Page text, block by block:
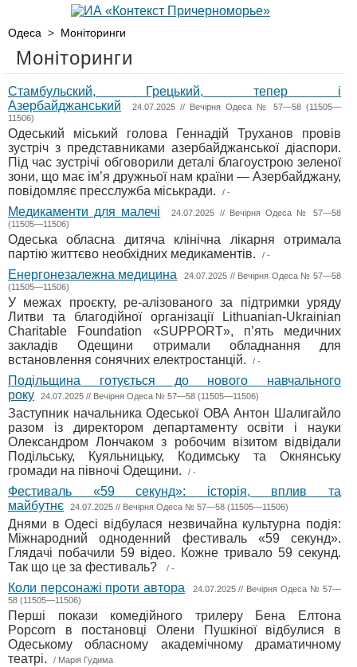
Одеса > Моніторинги
Моніторинги
Стамбульский, Грецький, тепер і
Азербайджанський
24.07.2025 // Вечірня Одеса № 57—58 (11505—
11506)
Одеський міський голова Геннадій Труханов провів
зустріч з представниками азербайджанської діаспори.
Під час зустрічі обговорили деталі благоустрою зеленої
зони, що має ім’я дружньої нам країни — Азербайджану,
повідомляє пресслужба міськради.
/ -
Медикаменти для малечі
24.07.2025 // Вечірня Одеса № 57—58
(11505—11506)
Одеська обласна дитяча клінічна лікарня отримала
партію життєво необхідних медикаментів.
/ -
Енергонезалежна медицина
24.07.2025 // Вечірня Одеса № 57—58
(11505—11506)
У межах проєкту, ре-алізованого за підтримки уряду
Литви та благодійної організації Lithuanian-Ukrainian
Charitable Foundation «SUPPORT», п’ять медичних
закладів Одещини отримали обладнання для
встановлення сонячних електростанцій.
/ -
Подільщина готується до нового навчального
року
24.07.2025 // Вечірня Одеса № 57—58 (11505—11506)
Заступник начальника Одеської ОВА Антон Шалигайло
разом із директором департаменту освіти і науки
Олександром Лончаком з робочим візитом відвідали
Подільську, Куяльницьку, Кодимську та Окнянську
громади на півночі Одещини.
/ -
Фестиваль «59 секунд»: історія, вплив та
майбутнє
24.07.2025 // Вечірня Одеса № 57—58 (11505—11506)
Днями в Одесі відбулася незвичайна культурна подія:
Міжнародний одноденний фестиваль «59 секунд».
Глядачі побачили 59 відео. Кожне тривало 59 секунд.
Так що це за фестиваль?
/ -
Коли персонажі проти автора
24.07.2025 // Вечірня Одеса № 57—
58 (11505—11506)
Перші покази комедійного трилеру Бена Елтона
Popcorn в постановці Олени Пушкіної відбулися в
Одеському обласному академічному драматичному
театрі.
/ Марія Гудима